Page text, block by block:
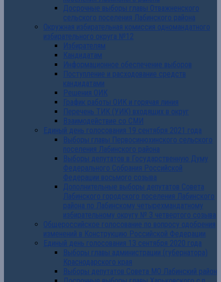
Досрочные выборы главы Отважненского
сельского поселения Лабинского района
Окружная избирательная комиссия одномандатного
избирательного округа №12
Избирателям
Кандидатам
Информационное обеспечение выборов
Поступление и расходование средств
кандидатами
Решения ОИК
График работы ОИК и горячая линия
Перечень ТИК (УИК) входящих в округ
Взаимодействие со СМИ
Единый день голосования 19 сентября 2021 года
Выборы главы Первосинюхинского сельского
поселения Лабинского района
Выборы депутатов в Государственную Думу
Федерального Собрания Российской
Федерации восьмого созыва
Дополнительные выборы депутатов Совета
Лабинского городского поселения Лабинского
района по Лабинскому четырехмандатному
избирательному округу № 3 четвертого созыва
Общероссийское голосование по вопросу одобрения
изменений в Конструкцию Российской Федерации
Единый день голосования 13 сентября 2020 года
Выборы главы администрации (губернатора)
Краснодарского края
Выборы депутатов Совета МО Лабинский район